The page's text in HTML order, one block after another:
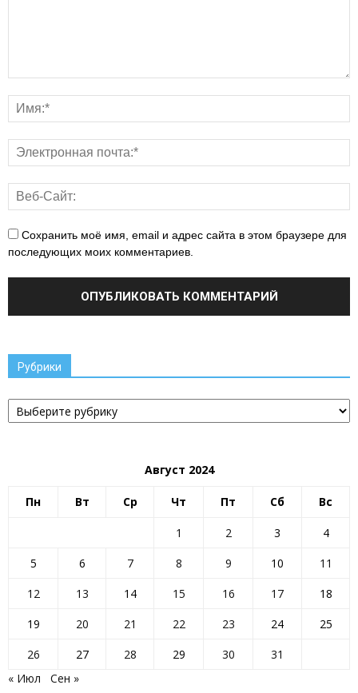
Сохранить моё имя, email и адрес сайта в этом браузере для
последующих моих комментариев.
Рубрики
Рубрики
Август 2024
Пн Вт Ср Чт Пт Сб Вс
1 2 3
4
5
6 7 8 9 10
11
12
13 14 15 16 17
18
19
20 21 22 23 24
25
26
27 28 29 30
31
« Июл
Сен »